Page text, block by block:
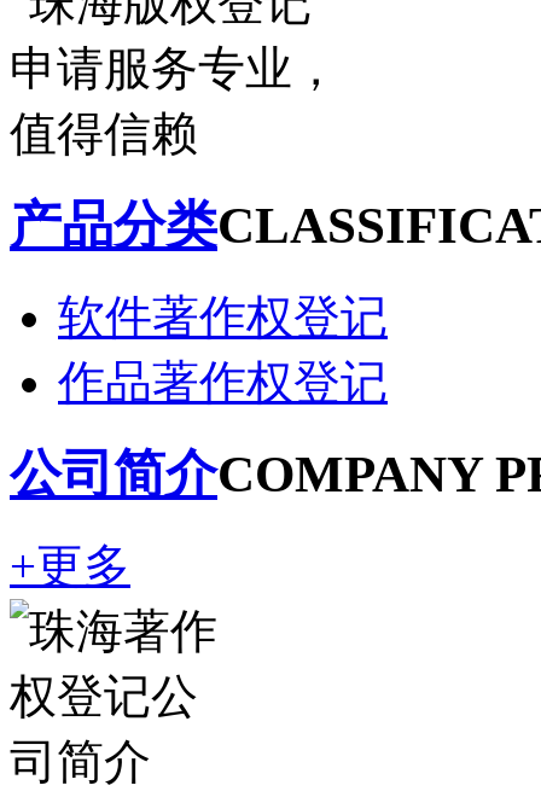
产品分类
软件著作权登记
作品著作权登记
公司简介COMPANY
+更多